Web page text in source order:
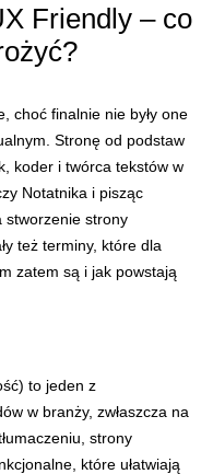
Friendly – co
choć finalnie nie były one
Stronę od podstaw
koder i twórca tekstów w
Notatnika i pisząc
stworzenie strony
też terminy, które dla
zatem są i jak powstają
to jeden z
w branży, zwłaszcza na
strony
które ułatwiają